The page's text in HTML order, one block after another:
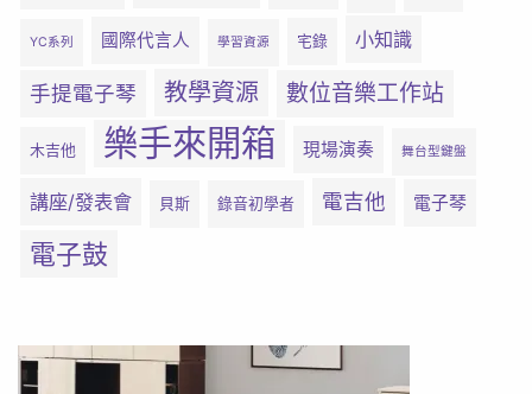
YC系列 國際代言人 學習資源 宅錄 小知識
手提電子琴 教學資源 數位音樂工作站
木吉他 樂手來開箱 現場演奏 舞台型鍵盤
講座/發表會 貝斯 錄音初學者 電吉他 電子琴
電子鼓